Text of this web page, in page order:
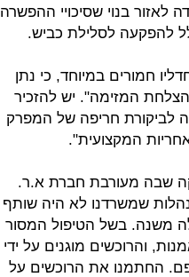
בנוי שסיכויי ההפשרה
להפקעה לסלילת כביש.
חמורים במיוחד, כי נתן
המזימה". יש להזכיר
לביקורת חריפה של המפרק
המקצועית".
שבה מעורבת חברת א.ר.
שמשרדנו לא היה שותף
משנה. בשל הטיפול המסור
והרוכשים מוגנים על ידי
החתמנו את הרוכשים על